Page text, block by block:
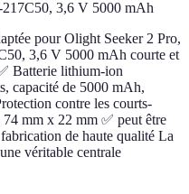
pour Olight Seeker 2 Pro,
3,6 V 5000 mAh courte et
Batterie lithium-ion
capacité de 5000 mAh,
contre les courts-
mm x 22 mm ✅ peut être
de haute qualité La
véritable centrale